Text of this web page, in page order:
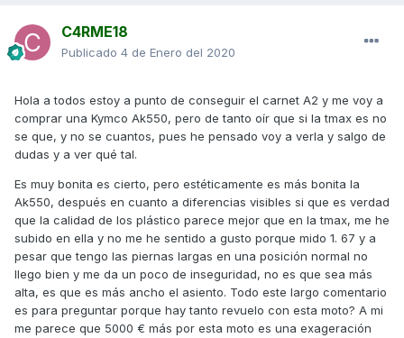
C4RME18
Publicado 4 de Enero del 2020
Hola a todos estoy a punto de conseguir el carnet A2 y me voy a
comprar una Kymco Ak550, pero de tanto oír que si la tmax es no
se que, y no se cuantos, pues he pensado voy a verla y salgo de
dudas y a ver qué tal.
Es muy bonita es cierto, pero estéticamente es más bonita la
Ak550, después en cuanto a diferencias visibles si que es verdad
que la calidad de los plástico parece mejor que en la tmax, me he
subido en ella y no me he sentido a gusto porque mido 1. 67 y a
pesar que tengo las piernas largas en una posición normal no
llego bien y me da un poco de inseguridad, no es que sea más
alta, es que es más ancho el asiento. Todo este largo comentario
es para preguntar porque hay tanto revuelo con esta moto? A mi
me parece que 5000 € más por esta moto es una exageración